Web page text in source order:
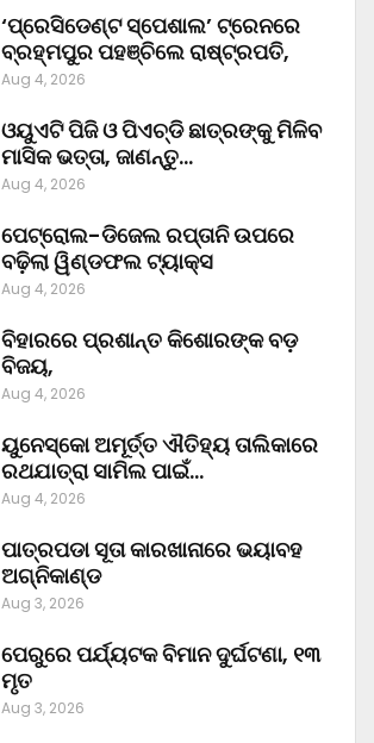
‘ପ୍ରେସିଡେଣ୍ଟ ସ୍ପେଶାଲ’ ଟ୍ରେନରେ
ବ୍ରହ୍ମପୁର ପହଞ୍ଚିଲେ ରାଷ୍ଟ୍ରପତି,
Aug 4, 2026
ଓୟୁଏଟି ପିଜି ଓ ପିଏଚ୍‌ଡି ଛାତ୍ରଙ୍କୁ ମିଳିବ
ମାସିକ ଭତ୍ତା, ଜାଣନ୍ତୁ…
Aug 4, 2026
ପେଟ୍ରୋଲ-ଡିଜେଲ ରପ୍ତାନି ଉପରେ
ବଢ଼ିଲା ୱିଣ୍ଡଫଲ ଟ୍ୟାକ୍ସ
Aug 4, 2026
ବିହାରରେ ପ୍ରଶାନ୍ତ କିଶୋରଙ୍କ ବଡ଼
ବିଜୟ,
Aug 4, 2026
ୟୁନେସ୍କୋ ଅମୂର୍ତ୍ତ ଐତିହ୍ୟ ତାଲିକାରେ
ରଥଯାତ୍ରା ସାମିଲ ପାଇଁ…
Aug 4, 2026
ପାତ୍ରପଡା ସୂତା କାରଖାନାରେ ଭୟାବହ
ଅଗ୍ନିକାଣ୍ଡ
Aug 3, 2026
ପେରୁରେ ପର୍ଯ୍ୟଟକ ବିମାନ ଦୁର୍ଘଟଣା, ୧୩
ମୃତ
Aug 3, 2026